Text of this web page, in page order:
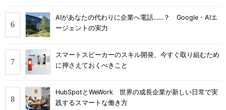
AIがあなたの代わりに企業へ電話……？ Google・AIエ
ージェントの実力
スマートスピーカーのスキル開発、今すぐ取り組むため
に押さえておくべきこと
HubSpotとWeWork 世界の成長企業が新しい日常で実
践するスマートな働き方